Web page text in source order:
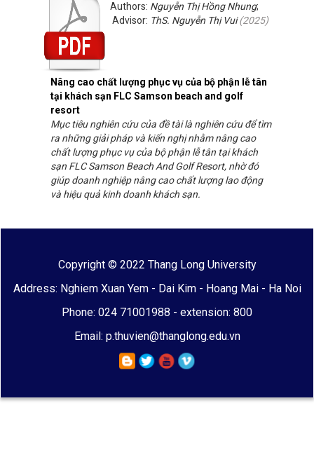
Nâng cao chất lượng phục vụ của bộ phận lễ tân
tại khách sạn FLC Samson beach and golf
resort
Authors: Nguyễn Thị Hồng Nhung;
Advisor: ThS. Nguyễn Thị Vui(2025)
Mục tiêu nghiên cứu của đề tài là nghiên cứu để tìm
ra những giải pháp và kiến nghị nhằm nâng cao
chất lượng phục vụ của bộ phận lễ tân tại khách
sạn FLC Samson Beach And Golf Resort, nhờ đó
giúp doanh nghiệp nâng cao chất lượng lao động
và hiệu quả kinh doanh khách sạn.
Copyright © 2022 Thang Long University
Address: Nghiem Xuan Yem - Dai Kim - Hoang Mai - Ha Noi
Phone: 024 71001988 - extension: 800
Email: p.thuvien@thanglong.edu.vn